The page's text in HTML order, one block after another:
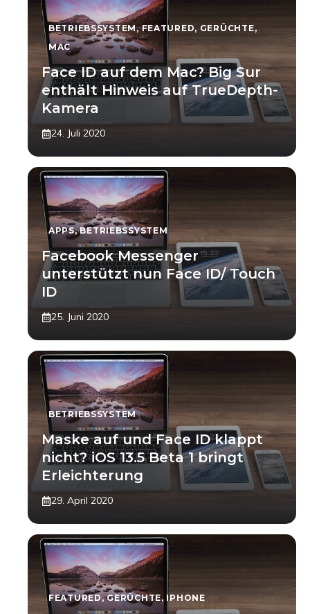
BETRIEBSSYSTEM,FEATURED, GERÜCHTE,
MAC
Face ID auf dem Mac? Big Sur
enthält Hinweis auf TrueDepth-
Kamera
24. Juli 2020
APPS,BETRIEBSSYSTEM
Facebook Messenger
unterstützt nun Face ID/ Touch
ID
25. Juni 2020
BETRIEBSSYSTEM
Maske auf und Face ID klappt
nicht? iOS 13.5 Beta 1 bringt
Erleichterung
29. April 2020
FEATURED,GERÜCHTE, IPHONE